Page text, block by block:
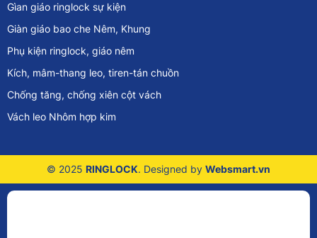
Gìan giáo ringlock sự kiện
Giàn giáo bao che Nêm, Khung
Phụ kiện ringlock, giáo nêm
Kích, mâm-thang leo, tiren-tán chuồn
Chống tăng, chống xiên cột vách
Vách leo Nhôm hợp kim
© 2025 RINGLOCK. Designed by Websmart.vn